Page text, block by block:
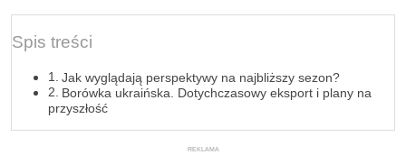
Spis treści
Jak wyglądają perspektywy na najbliższy sezon?
Borówka ukraińska. Dotychczasowy eksport i plany na
przyszłość
REKLAMA